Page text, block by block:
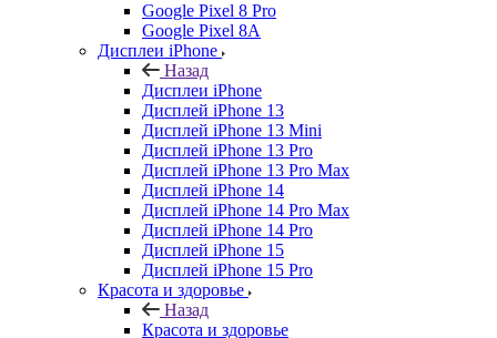
Google Pixel 8 Pro
Google Pixel 8A
Дисплеи iPhone
Назад
Дисплеи iPhone
Дисплей iPhone 13
Дисплей iPhone 13 Mini
Дисплей iPhone 13 Pro
Дисплей iPhone 13 Pro Max
Дисплей iPhone 14
Дисплей iPhone 14 Pro Max
Дисплей iPhone 14 Pro
Дисплей iPhone 15
Дисплей iPhone 15 Pro
Красота и здоровье
Назад
Красота и здоровье